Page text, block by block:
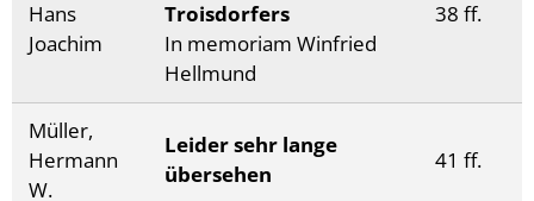
Hans
Joachim
Troisdorfers
In memoriam Winfried
Hellmund
38 ff.
Müller,
Hermann
W.
Leider sehr lange
übersehen
41 ff.